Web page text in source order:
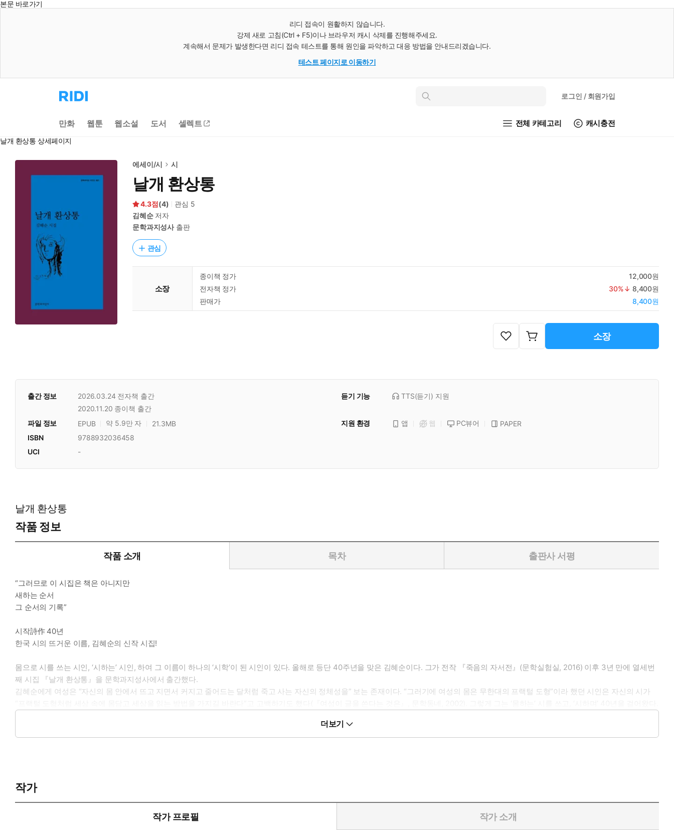
본문 바로가기
리디 접속이 원활하지 않습니다.
강제 새로 고침(Ctrl + F5)이나 브라우저 캐시 삭제를 진행해주세요.
계속해서 문제가 발생한다면 리디 접속 테스트를 통해 원인을 파악하고 대응 방법을 안내드리겠습니다.
테스트 페이지로 이동하기
리
디
으
로
동
인
로그인 / 회원가입
만화 웹툰 웹소설 도서 셀렉트 전체 카테고리 캐시충전
날개 환상통 상세페이지
에세이/시 시
날개 환상통
4.3 (4) 관심 5
김혜순저자
문학과지성사출판
관심
소장
종이책 정가
12,000원
전자책 정가
30%↓ 8,400원
판매가
8,400원
소장
출간 정보 2026.03.24 전자책 출간
2020.11.20 종이책 출간
듣기 기능 TTS(듣기) 지원
파일 정보 EPUB 약 5.9만 자 21.3MB 지원 환경 앱 웹 PC뷰어
PAPER
ISBN
9788932036458
UCI
-
날개 환상통
작품 정보
작품 소개 목차 출판사 서평
“그러므로 이 시집은 책은 아니지만
새하는 순서
그 순서의 기록”
시작詩作 40년
한국 시의 뜨거운 이름, 김혜순의 신작 시집!
몸으로 시를 쓰는 시인, ‘시하는’ 시인, 하여 그 이름이 하나의 ‘시학’이 된 시인이 있다. 올해로 등단 40주년을 맞은 김혜순이다. 그가 전작 『죽음의 자서전』(문학실험실, 2016) 이후 3년 만에 열세번
째 시집 『날개 환상통』을 문학과지성사에서 출간했다.
김혜순에게 여성은 “자신의 몸 안에서 뜨고 지면서 커지고 줄어드는 달처럼 죽고 사는 자신의 정체성을” 보는 존재이다. “그러기에 여성의 몸은 무한대의 프랙털 도형”이라 했던 시인은 자신의 시가
김혜순의 시집을 관통하는 “고유의 실존적 목소리가 있다고 하더라도, 시인의 표현을 빌리면 그 실존의 실체는 ‘늘 순환하는, 그러나 같은 도형은 절대로 그리지 않는’ 파동”이라고 설파한 이는 11년
전, 김혜순의 아홉번째 시집 『당신의 첫』의 해설을 쓴 평론가 이광호였다. 그는 이어서, 그 파동의 흔적들이 “1980년대 이후 한국 시에서 하나의 강력한 미학적 동력을 제공해왔다”고 역설했다. 그
등장, 그리고 최근 페미니즘의 요동치는 시간들에 이르기까지, 김혜순의 시는 그 국면들을 뚫고 돌파하는 일을 멈추지 않았음을 짚어낸다. 차라리 광폭한 것이었던 그 시간에, “김혜순은 저 제도화된
역사들과 가장 먼저 작별하는 시적 신체의 최전선에 있었”으며, “그의 시는 ‘미시 파시즘’과 싸워야 할 이유가 선명해진 ‘촛불과 미투의 시대’, 그 근원적인 층위에 가장 먼저 도착해 있었다”는 것이다.
이것은 그의 시가 당대를 통렬하게 비판하며 시대를 앞서나간다는 평가를 받는 이유이자 “적어도 지난 40년 동안 문학 언어의 정치적 급진성에 있어 김혜순보다 뜨거운 언어를 찾기란 쉽지 않다”고
더보기
작가
작가 프로필 작가 소개